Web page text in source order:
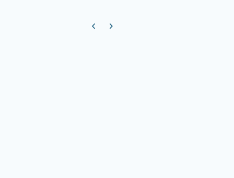
Previous carousel slide
Next carousel slide